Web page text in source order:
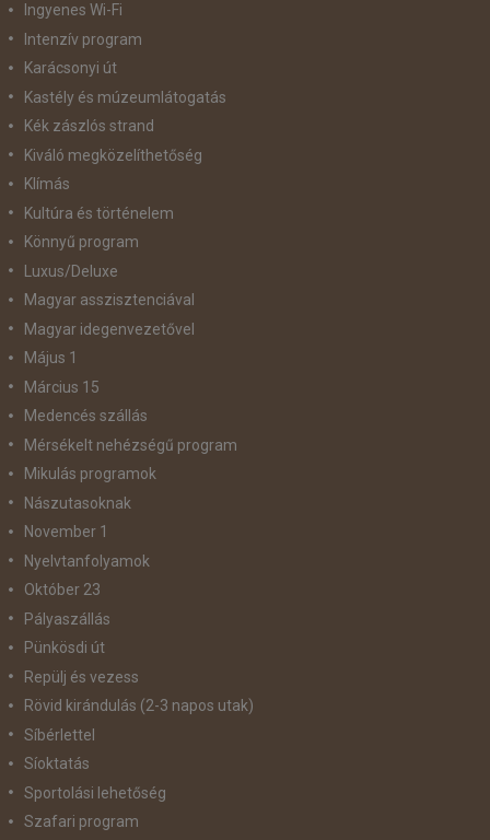
Ingyenes Wi-Fi
Intenzív program
Karácsonyi út
Kastély és múzeumlátogatás
Kék zászlós strand
Kiváló megközelíthetőség
Klímás
Kultúra és történelem
Könnyű program
Luxus/Deluxe
Magyar asszisztenciával
Magyar idegenvezetővel
Május 1
Március 15
Medencés szállás
Mérsékelt nehézségű program
Mikulás programok
Nászutasoknak
November 1
Nyelvtanfolyamok
Október 23
Pályaszállás
Pünkösdi út
Repülj és vezess
Rövid kirándulás (2-3 napos utak)
Síbérlettel
Síoktatás
Sportolási lehetőség
Szafari program